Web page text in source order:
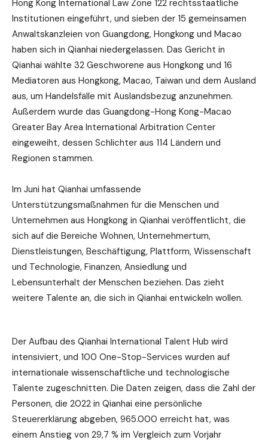
Hong Kong International Law Zone 122 rechtsstaatliche
Institutionen eingeführt, und sieben der 15 gemeinsamen
Anwaltskanzleien von Guangdong, Hongkong und Macao
haben sich in Qianhai niedergelassen. Das Gericht in
Qianhai wählte 32 Geschworene aus Hongkong und 16
Mediatoren aus Hongkong, Macao, Taiwan und dem Ausland
aus, um Handelsfälle mit Auslandsbezug anzunehmen.
Außerdem wurde das Guangdong-Hong Kong-Macao
Greater Bay Area International Arbitration Center
eingeweiht, dessen Schlichter aus 114 Ländern und
Regionen stammen.
Im Juni hat Qianhai umfassende
Unterstützungsmaßnahmen für die Menschen und
Unternehmen aus Hongkong in Qianhai veröffentlicht, die
sich auf die Bereiche Wohnen, Unternehmertum,
Dienstleistungen, Beschäftigung, Plattform, Wissenschaft
und Technologie, Finanzen, Ansiedlung und
Lebensunterhalt der Menschen beziehen. Das zieht
weitere Talente an, die sich in Qianhai entwickeln wollen.
Der Aufbau des Qianhai International Talent Hub wird
intensiviert, und 100 One-Stop-Services wurden auf
internationale wissenschaftliche und technologische
Talente zugeschnitten. Die Daten zeigen, dass die Zahl der
Personen, die 2022 in Qianhai eine persönliche
Steuererklärung abgeben, 965.000 erreicht hat, was
einem Anstieg von 29,7 % im Vergleich zum Vorjahr